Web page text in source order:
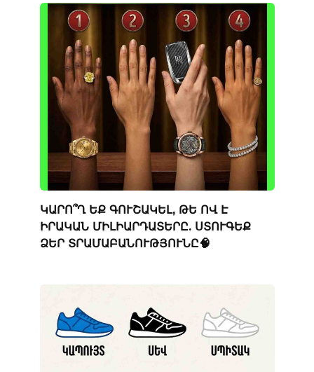
ԿԱՐՈ՞Ղ ԵՔ ԳՈՒՇԱԿԵԼ, ԹԵ ՈՎ Է
ԻՐԱԿԱՆ ՄԻԼԻԱՐԴԱՏԵՐԸ. ՍՏՈՒԳԵՔ
ՁԵՐ ՏՐԱՄԱԲԱՆՈՒԹՅՈՒՆԸ🧠